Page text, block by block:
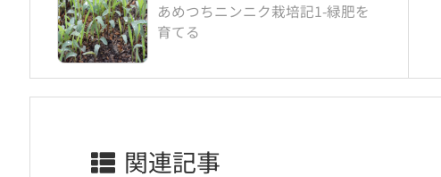
あめつちニンニク栽培記1-緑肥を
育てる
関連記事